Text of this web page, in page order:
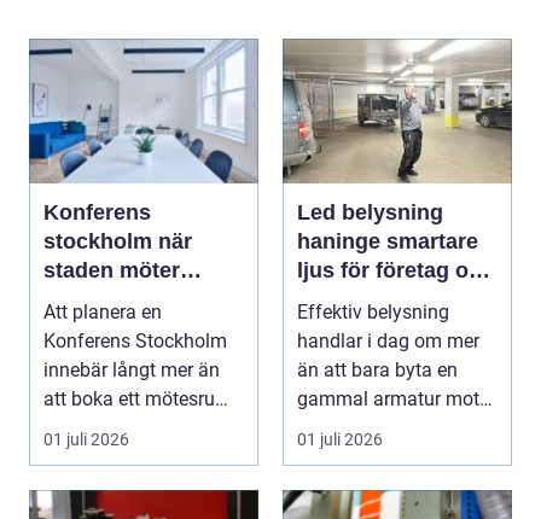
Konferens
stockholm när
staden möter
skärgård och
landsbygd
Att planera en
Konferens Stockholm
innebär långt mer än
att boka ett mötesrum
och ordna fika. Företa...
01 juli 2026
Led belysning
haninge smartare
ljus för företag och
fastigheter
Effektiv belysning
handlar i dag om mer
än att bara byta en
gammal armatur mot
en ny. Företag, bosta...
01 juli 2026